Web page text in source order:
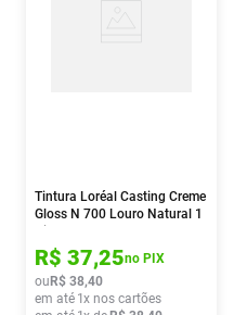
Tintura Loréal Casting Creme
Gloss N 700 Louro Natural 1
R$ 37,25no PIX
ou R$ 38,40
em até 1x nos cartões